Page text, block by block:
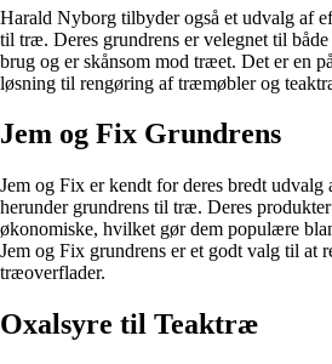
Harald Nyborg tilbyder også et udvalg af
til træ. Deres grundrens er velegnet til
brug og er skånsom mod træet. Det er en
løsning til rengøring af træmøbler og
Jem og Fix Grundrens
Jem og Fix er kendt for deres bredt udvalg
herunder grundrens til træ. Deres
økonomiske, hvilket gør dem populære
Jem og Fix grundrens er et godt valg til at
træoverflader.
Oxalsyre til Teaktræ